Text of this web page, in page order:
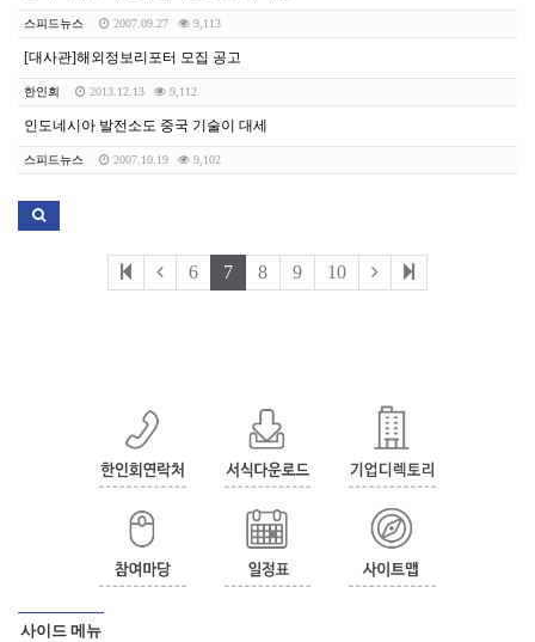
스피드뉴스 2007.09.27 9,113
[대사관]해외정보리포터 모집 공고
한인회 2013.12.13 9,112
인도네시아 발전소도 중국 기술이 대세
스피드뉴스 2007.10.19 9,102
6 7 8 9 10
사이드 메뉴